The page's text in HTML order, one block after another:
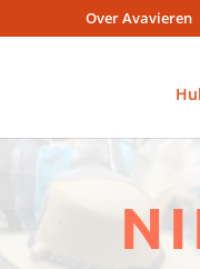
Over Avavieren